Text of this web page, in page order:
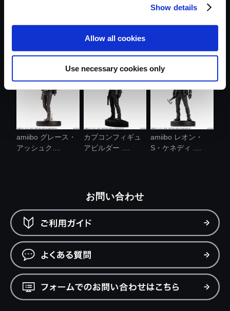
Show details
Allow all cookies
Use necessary cookies only
カプコンフィギュ
amiibo グレース・
アッシュク....
カプコンフィギュ
アビルダー ....
amiibo レオン・
S・ケネディ ....
お問い合わせ